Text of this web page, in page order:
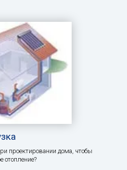
проектировании дома, чтобы
отопление?